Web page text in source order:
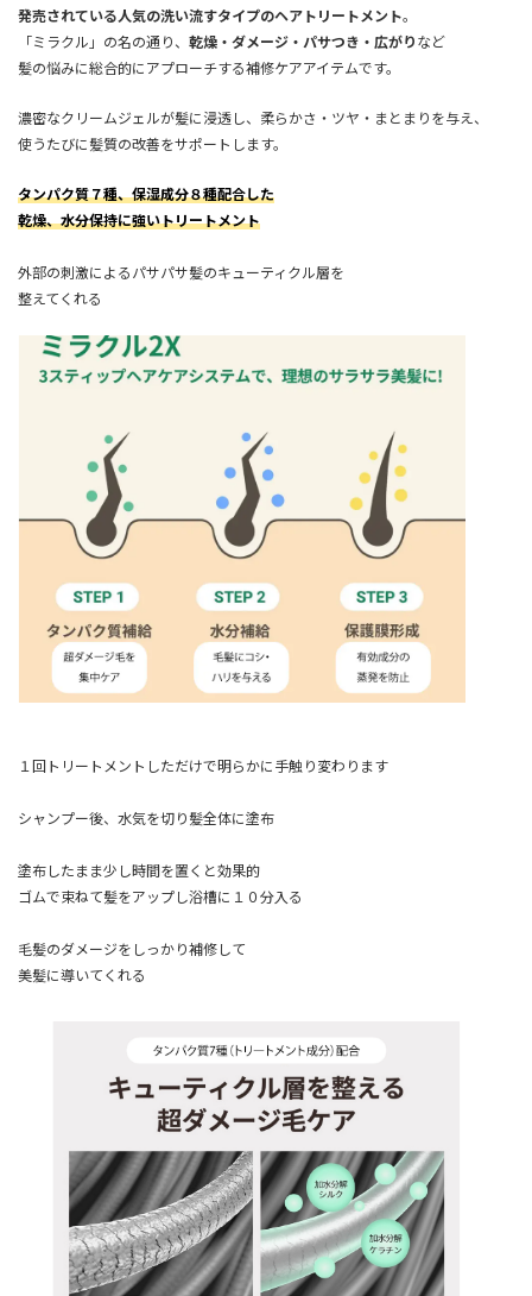
発売されている人気の洗い流すタイプのヘアトリートメント。
「ミラクル」の名の通り、 乾燥・ダメージ・パサつき・広がりなど
髪の悩みに総合的にアプローチする補修ケアアイテムです。
濃密なクリームジェルが髪に浸透し、柔らかさ・ツヤ・まとまりを与え、
使うたびに髪質の改善をサポートします。
タンパク質７種、保湿成分８種配合した
乾燥、水分保持に強いトリートメント
外部の刺激によるパサパサ髪のキューティクル層を
整えてくれる
１回トリートメントしただけで明らかに手触り変わります
シャンプー後、水気を切り髪全体に塗布
塗布したまま少し時間を置くと効果的
ゴムで束ねて髪をアップし浴槽に１０分入る
毛髪のダメージをしっかり補修して
美髪に導いてくれる